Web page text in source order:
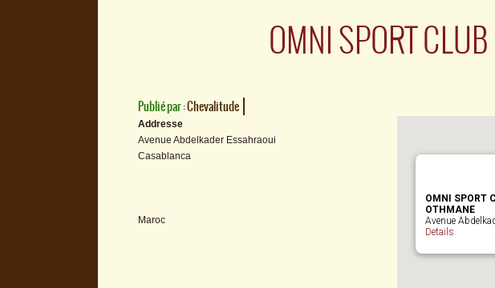
OMNI SPORT
Publié par :Chevalitude
OMNI SPORT
OTHMANE
Avenue
Details
Addresse
Avenue Abdelkader Essahraoui
Casablanca
Maroc